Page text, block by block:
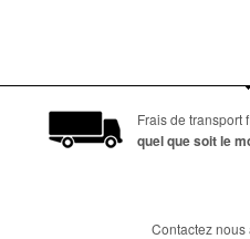
Frais de transport
quel que soit le
Contactez nous